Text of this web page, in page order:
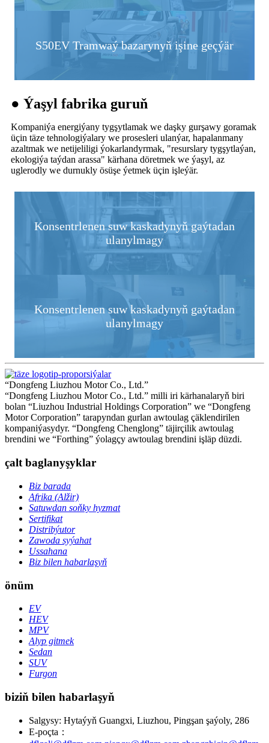
S50EV Tramwaý bazarynyň işine geçýär
● Ýaşyl fabrika guruň
Kompaniýa energiýany tygşytlamak we daşky gurşawy goramak
üçin täze tehnologiýalary we prosesleri ulanýar, hapalanmany
azaltmak we netijeliligi ýokarlandyrmak, "resurslary tygşytlaýan,
ekologiýa taýdan arassa" kärhana döretmek we ýaşyl, az
uglerodly we durnukly ösüşe ýetmek üçin işleýär.
Konsentrlenen suw kaskadynyň gaýtadan
ulanylmagy
Konsentrlenen suw kaskadynyň gaýtadan
ulanylmagy
“Dongfeng Liuzhou Motor Co., Ltd.”
“Dongfeng Liuzhou Motor Co., Ltd.” milli iri kärhanalaryň biri
bolan “Liuzhou Industrial Holdings Corporation” we “Dongfeng
Motor Corporation” tarapyndan gurlan awtoulag çäklendirilen
kompaniýasydyr. “Dongfeng Chenglong” täjirçilik awtoulag
brendini we “Forthing” ýolagçy awtoulag brendini işläp düzdi.
çalt baglanyşyklar
Biz barada
Afrika (Alžir)
Satuwdan soňky hyzmat
Sertifikat
Distribýutor
Zawoda syýahat
Ussahana
Biz bilen habarlaşyň
önüm
EV
HEV
MPV
Alyp gitmek
Sedan
SUV
Furgon
biziň bilen habarlaşyň
Salgysy: Hytaýyň Guangxi, Liuzhou, Pingşan şaýoly, 286
E-poçta：